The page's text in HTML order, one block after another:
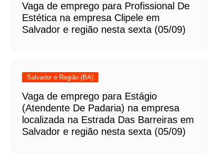
Vaga de emprego para Profissional De
Estética na empresa Clipele em
Salvador e região nesta sexta (05/09)
Salvador e Região (BA)
Vaga de emprego para Estágio
(Atendente De Padaria) na empresa
localizada na Estrada Das Barreiras em
Salvador e região nesta sexta (05/09)